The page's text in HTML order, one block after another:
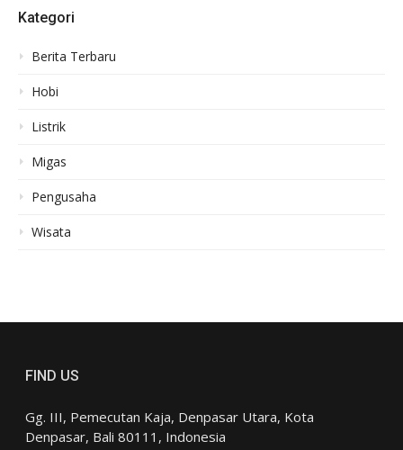
Kategori
Berita Terbaru
Hobi
Listrik
Migas
Pengusaha
Wisata
FIND US
Gg. III, Pemecutan Kaja, Denpasar Utara, Kota
Denpasar, Bali 80111, Indonesia